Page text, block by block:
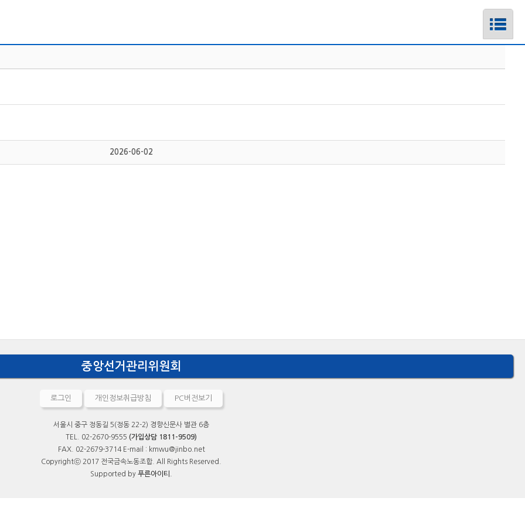
2026-06-02
중앙선거관리위원회
로그인 개인정보취급방침 PC버전보기
서울시 중구 정동길 5(정동 22-2) 경향신문사 별관 6층
TEL. 02-2670-9555 (가입상담 1811-9509)
FAX. 02-2679-3714 E-mail : kmwu@jinbo.net
Copyrightⓒ 2017 전국금속노동조합. All Rights Reserved.
Supported by 푸른아이티.